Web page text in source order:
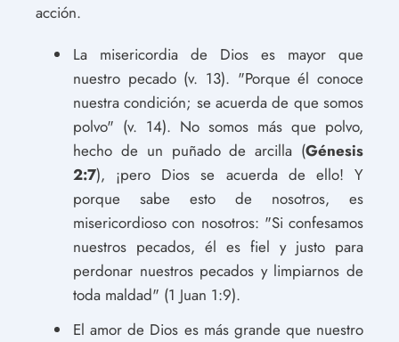
acción.
La misericordia de Dios es mayor que
nuestro pecado (v. 13). "Porque él conoce
nuestra condición; se acuerda de que somos
polvo" (v. 14). No somos más que polvo,
hecho de un puñado de arcilla (Génesis
2:7), ¡pero Dios se acuerda de ello! Y
porque sabe esto de nosotros, es
misericordioso con nosotros: "Si confesamos
nuestros pecados, él es fiel y justo para
perdonar nuestros pecados y limpiarnos de
toda maldad" (1 Juan 1:9).
El amor de Dios es más grande que nuestro